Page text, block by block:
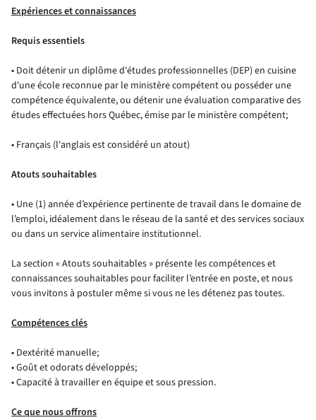
Expériences et connaissances
Requis essentiels
• Doit détenir un diplôme d'études professionnelles (DEP) en cuisine
d'une école reconnue par le ministère compétent ou posséder une
compétence équivalente, ou détenir une évaluation comparative des
études effectuées hors Québec, émise par le ministère compétent;
• Français (l'anglais est considéré un atout)
Atouts souhaitables
• Une (1) année d’expérience pertinente de travail dans le domaine de
l’emploi, idéalement dans le réseau de la santé et des services sociaux
ou dans un service alimentaire institutionnel.
La section « Atouts souhaitables » présente les compétences et
connaissances souhaitables pour faciliter l’entrée en poste, et nous
vous invitons à postuler même si vous ne les détenez pas toutes.
Compétences clés
• Dextérité manuelle;
• Goût et odorats développés;
• Capacité à travailler en équipe et sous pression.
Ce que nous offrons